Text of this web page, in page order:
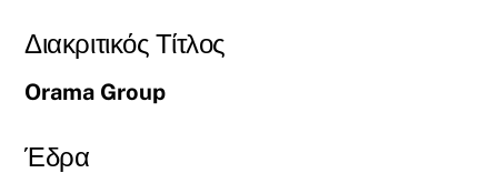
Διακριτικός Τίτλος
Orama Group
Έδρα